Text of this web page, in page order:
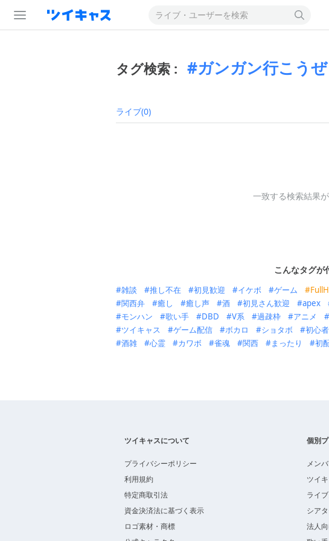
タグ検索 : ガンガン行こうぜ
ライブ(0)
一致する検索結果
こんなタグが
雑談 推し不在 初見歓迎 イケボ ゲーム
関西弁
癒し 癒し声 酒 初見さん歓迎 apex
モンハン
歌い手 DBD V系 過疎枠 アニメ
ツイキャス
ゲーム配信 ボカロ ショタボ 初心者
酒雑
心霊 カワボ 雀魂 関西 まったり 初
ツイキャスについて
プライバシーポリシー
利用規約
特定商取引法
資金決済法に基づく表示
ロゴ素材・商標
個別
メン
ツイ
ライ
シア
法人